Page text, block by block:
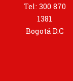
Tel: 300 870
1381
Bogotá D.C